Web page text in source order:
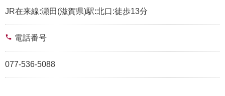
JR在来線:瀬田(滋賀県)駅:北口:徒歩13分
phone 電話番号
077-536-5088